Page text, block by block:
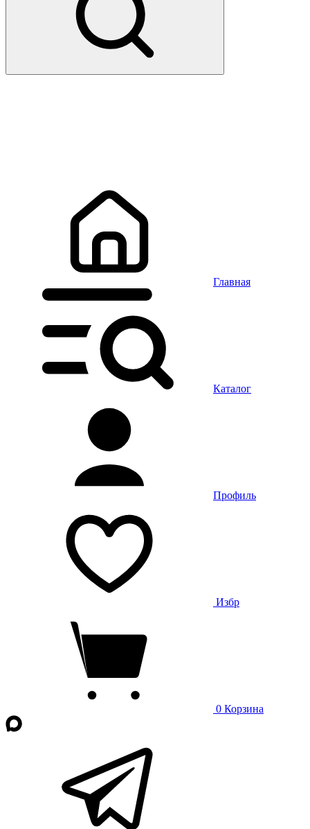
Главная
Каталог
Профиль
Избр
0 Корзина